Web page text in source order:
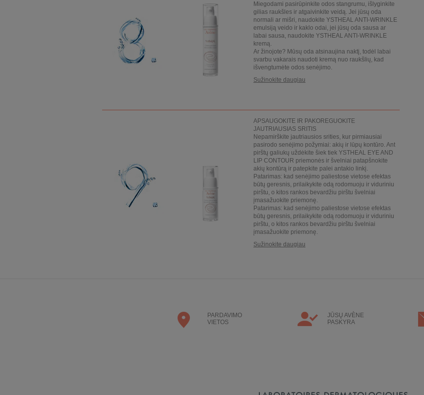
Miegodami pasirūpinkite odos stangrumu, išlyginkite
gilias raukšles ir atgaivinkite veidą. Jei jūsų oda
normali ar mišri, naudokite YSTHEAL ANTI-WRINKLE
emulsiją veido ir kaklo odai, jei jūsų oda sausa ar
labai sausa, naudokite YSTHEAL ANTI-WRINKLE
kremą.
Ar žinojote? Mūsų oda atsinaujina naktį, todėl labai
svarbu vakarais naudoti kremą nuo raukšlių, kad
išvengtumėte odos senėjimo.
Sužinokite daugiau
APSAUGOKITE IR PAKOREGUOKITE
JAUTRIAUSIAS SRITIS
Nepamirškite jautriausios srities, kur pirmiausiai
pasirodo senėjimo požymiai: akių ir lūpų kontūro. Ant
pirštų galiukų uždėkite šiek tiek YSTHEAL EYE AND
LIP CONTOUR priemonės ir švelniai patapšnokite
akių kontūrą ir patepkite palei antakio linkį.
Patarimas: kad senėjimo paliestose vietose efektas
būtų geresnis, prilaikykite odą rodomuoju ir viduriniu
pirštu, o kitos rankos bevardžiu pirštu švelniai
įmasažuokite priemonę.
Patarimas: kad senėjimo paliestose vietose efektas
būtų geresnis, prilaikykite odą rodomuoju ir viduriniu
pirštu, o kitos rankos bevardžiu pirštu švelniai
įmasažuokite priemonę.
Sužinokite daugiau
PARDAVIMO
VIETOS
JŪSŲ AVÈNE
PASKYRA